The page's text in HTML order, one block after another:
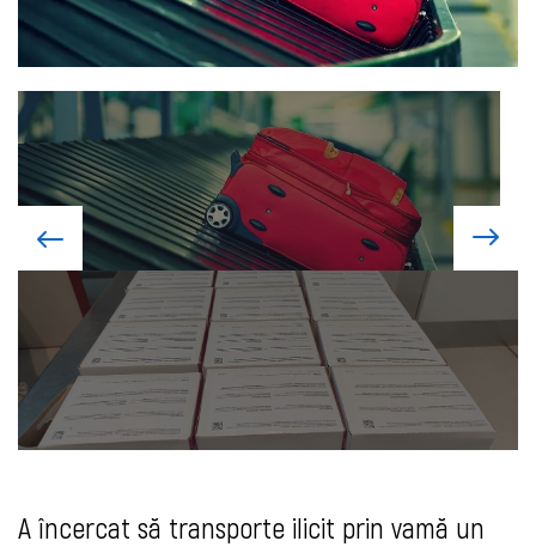
A încercat să transporte ilicit prin vamă un